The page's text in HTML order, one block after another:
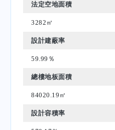
法定空地面積
3282㎡
設計建蔽率
59.99％
總樓地板面積
84020.19㎡
設計容積率